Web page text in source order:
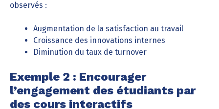
observés :
Augmentation de la satisfaction au travail
Croissance des innovations internes
Diminution du taux de turnover
Exemple 2 : Encourager
l’engagement des étudiants par
des cours interactifs